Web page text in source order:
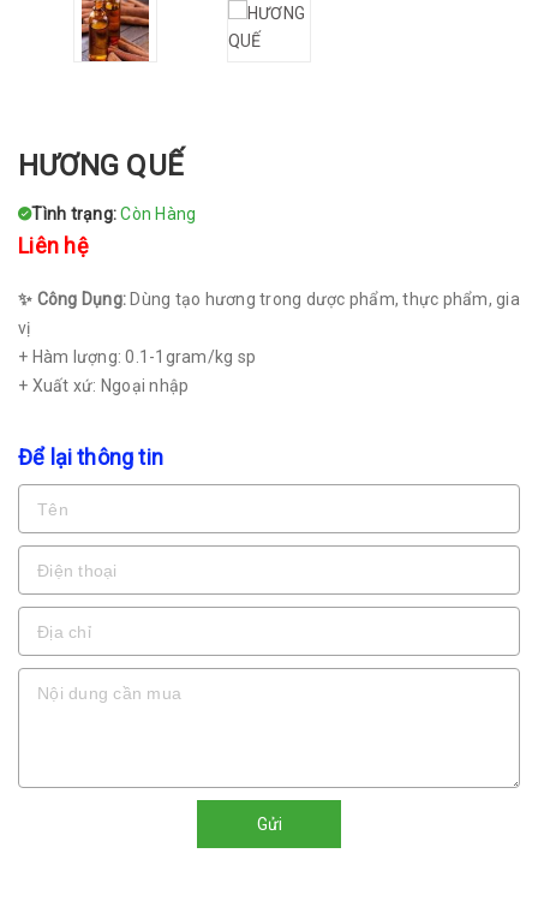
HƯƠNG QUẾ
Tình trạng:Còn Hàng
Liên hệ
✨ Công Dụng: Dùng tạo hương trong dược phẩm, thực phẩm, gia
vị
+ Hàm lượng: 0.1-1gram/kg sp
+ Xuất xứ: Ngoại nhập
Để lại thông tin
Gửi